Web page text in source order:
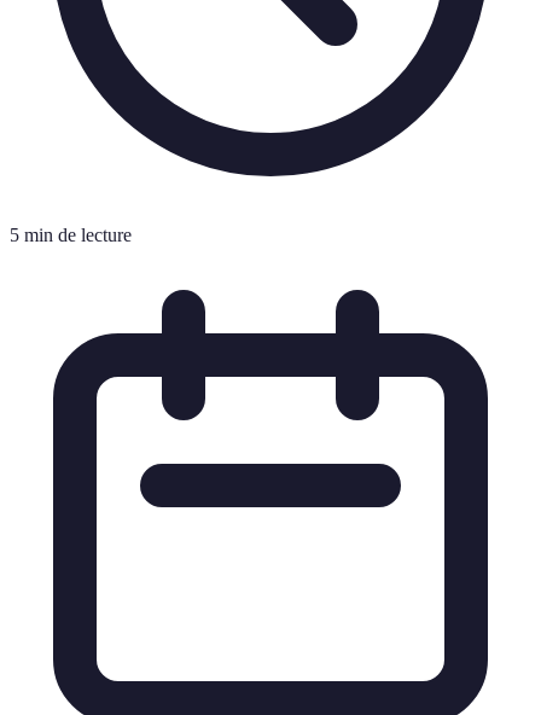
5 min de lecture